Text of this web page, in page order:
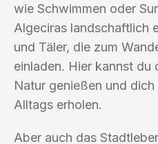
wie Schwimmen oder
Algeciras landschaftlich
und Täler, die zum
einladen. Hier kannst du
Natur genießen und
Alltags erholen.
Aber auch das